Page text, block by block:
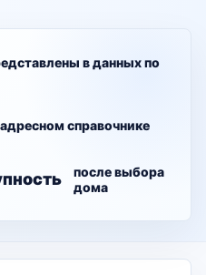
в данных по
справочнике
после выбора
дома